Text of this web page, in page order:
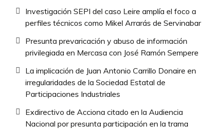
Investigación SEPI del caso Leire amplía el foco a
perfiles técnicos como Mikel Arrarás de Servinabar
Presunta prevaricación y abuso de información
privilegiada en Mercasa con José Ramón Sempere
La implicación de Juan Antonio Carrillo Donaire en
irregularidades de la Sociedad Estatal de
Participaciones Industriales
Exdirectivo de Acciona citado en la Audiencia
Nacional por presunta participación en la trama